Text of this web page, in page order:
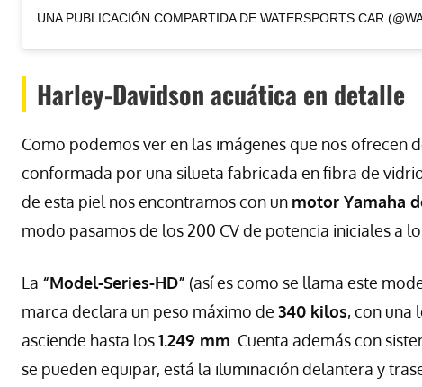
Harley-Davidson acuática en detalle
Como podemos ver en las imágenes que nos ofrecen
conformada por una silueta fabricada en fibra de
de esta piel nos encontramos con un motor Yamaha
modo pasamos de los 200 CV de potencia iniciales a
La “Model-Series-HD” (así es como se llama este
marca declara un peso máximo de 340 kilos, con una
asciende hasta los1.249 mm . Cuenta además con
se pueden equipar, está la iluminación delantera y